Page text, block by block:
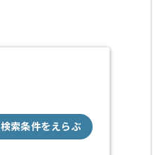
検索条件をえらぶ